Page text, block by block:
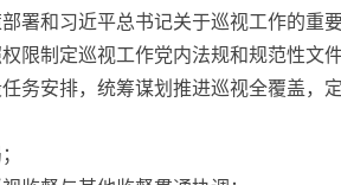
和习近平总书记关于巡视工作的重要
制定巡视工作党内法规和规范性文件
安排，统筹谋划推进巡视全覆盖，定